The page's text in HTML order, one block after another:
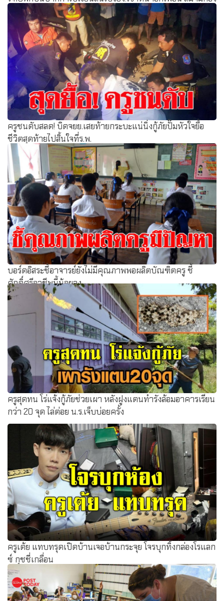
เลือดอาการสาหัส
ครูชนดับสลด! บิดจยย.เสยท้ายกระบะแน่นิ่งกู้ภัยปั๊มหัวใจยื้อ
ชีวิตสุดท้ายไปสิ้นใจที่ร.พ.
บอร์ดอิสระชี้อาจารย์ยังไม่มีคุณภาพพอผลิตบัณฑิตครู ชี้
ศักดิ์ศรีอาชีพนี้น้อยลง
ครูสุดทน โร่แจ้งกู้ภัยช่วยเผา หลังฝูงแตนทำรังล้อมอาคารเรียน
กว่า 20 จุด ไล่ต่อย น.ร.เจ็บบ่อยครั้ง
ครูเต้ย แทบทรุดเปิดบ้านเจอบ้านกระจุย โจรบุกทิ้งกล่องโรแลก
ซ์ กุชชี่เกลื่อน